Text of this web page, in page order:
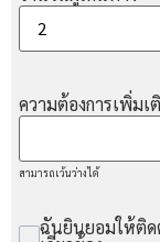
ความต้องการเพิ่มเ
สามารถเว้นว่างได้
ฉันยินยอมให้ติด